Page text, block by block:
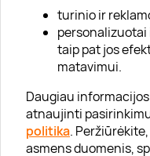
turinio ir
taip pat jos
matavimui.
Daugiau
atnaujinti
politika.
asmens duomenis,
Visi partneriai
Kontaktai
Tinklaraštis
Informacija